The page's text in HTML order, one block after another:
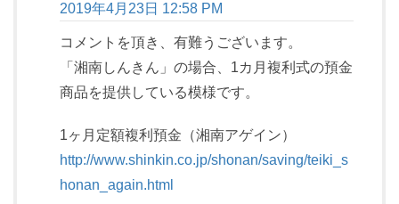
2019年4月23日 12:58 PM
コメントを頂き、有難うございます。
「湘南しんきん」の場合、1カ月複利式の預金
商品を提供している模様です。
1ヶ月定額複利預金（湘南アゲイン）
http://www.shinkin.co.jp/shonan/saving/teiki_s
honan_again.html